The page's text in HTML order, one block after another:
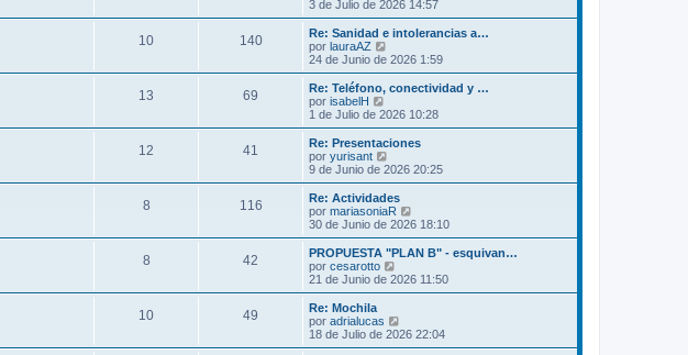
e
e
s
j
e
m
o
m
e
s
j
e
e
r
ú
t
o
m
e
s
j
e
3 de Julio de 2026 14:57
10 140
Re: Sanidad e intolerancias a…
por lauraAZ
e
r
ú
t
m
o
m
e
s
a
e
24 de Junio de 2026 1:59
13 69
Re: Teléfono, conectividad y …
por isabelH
e
r
ú
l
t
m
o
m
e
s
a
j
e
1 de Julio de 2026 10:28
12 41
Re: Presentaciones
por yurisant
e
r
ú
l
t
m
o
m
e
a
j
9 de Junio de 2026 20:25
8 116
Re: Actividades
por mariasoniaR
e
r
ú
t
m
e
30 de Junio de 2026 18:10
8 42
PROPUESTA "PLAN B" - esquivan…
por cesarotto
e
r
l
t
21 de Junio de 2026 11:50
10 49
Re: Mochila
por adrialucas
e
r
18 de Julio de 2026 22:04